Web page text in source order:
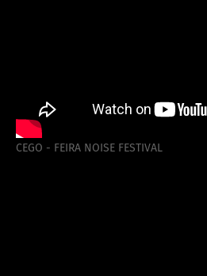
CEGO - FEIRA NOISE FESTIVAL